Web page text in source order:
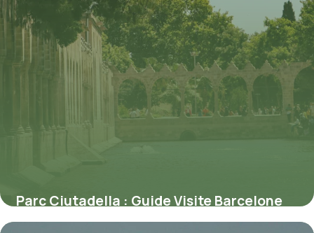
Parc Ciutadella : Guide Visite Barcelone
11 juillet 2026